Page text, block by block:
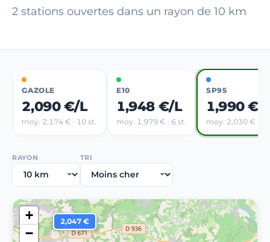
2 stations ouvertes dans un rayon de 10 km
GAZOLE
2,090 €/L
moy. 2,174 € · 10 st.
E10
1,948 €/L
moy. 1,979 € · 6 st.
SP95
1,990 €/
moy. 2,030 € · 5
RAYON TRI
2,047 €
+
−